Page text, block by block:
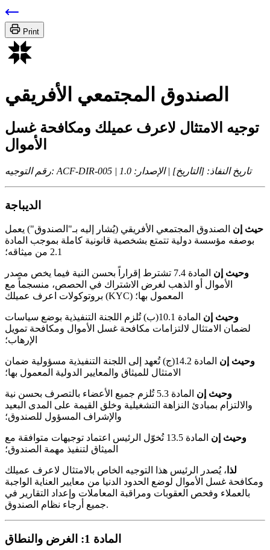
Print
الصندوق المجتمعي الأفريقي
توجيه الامتثال لاعرف عميلك ومكافحة غسل
الأموال
رقم التوجيه: ACF-DIR-005 | تاريخ النفاذ: [التاريخ] | الإصدار: 1.0
الديباجة
حيث إن الصندوق المجتمعي الأفريقي (يُشار إليه بـ"الصندوق") يعمل
بوصفه مؤسسة دولية تتمتع بشخصية قانونية كاملة بموجب المادة
2.1 من ميثاقه؛
وحيث إن
المادة 7.4 تشترط إقراراً بحسن النية فيما يخص مصدر
الأموال أو الذهب لغرض الاشتراك في الحصص، منسجماً مع
بروتوكولات اعرف عميلك (KYC) المعمول بها؛
وحيث إن
المادة 10.1(ب) تُلزم اللجنة التنفيذية بوضع سياسات
لضمان الامتثال لالتزامات مكافحة غسل الأموال ومكافحة تمويل
الإرهاب؛
وحيث إن
المادة 14.2(ج) تُعهد إلى اللجنة التنفيذية مسؤولية ضمان
الامتثال للميثاق والمعايير الدولية المعمول بها؛
وحيث إن
المادة 5.3 تُلزم جميع الأعضاء بالتصرف بحسن نية
والالتزام بمبادئ النزاهة التشغيلية وخلق القيمة على المدى البعيد
والإشراف المسؤول للصندوق؛
وحيث إن
المادة 13.5 تُخوّل الرئيس اعتماد توجيهات متوافقة مع
الميثاق لتنفيذ مهمة الصندوق؛
لذا ، يُصدر الرئيس هذا التوجيه الخاص بالامتثال لاعرف عميلك
ومكافحة غسل الأموال لوضع الحدود الدنيا من معايير العناية الواجبة
بالعملاء وفحص العقوبات ومراقبة المعاملات وإعداد التقارير في
جميع أرجاء نظام الصندوق.
المادة 1: الغرض والنطاق